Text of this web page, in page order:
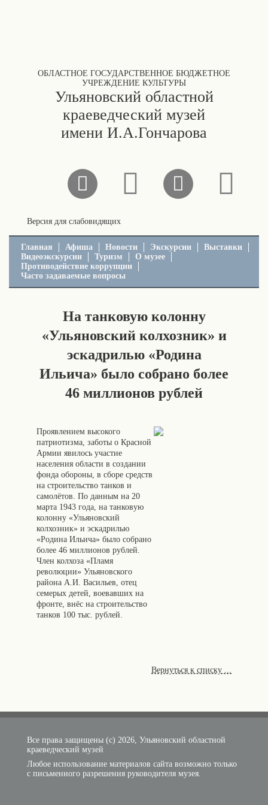
ОБЛАСТНОЕ ГОСУДАРСТВЕННОЕ БЮДЖЕТНОЕ
УЧРЕЖДЕНИЕ КУЛЬТУРЫ
Ульяновский областной
краеведческий музей
имени И.А.Гончарова
Версия для слабовидящих
Главная Афиша Новости Экскурсии
Выставки
Видеоэкскурсии
Туризм
О музее
Противодействие коррупции
Часто задаваемые вопросы
Hа танковую колонну
«Ульяновский колхозник» и
эскадрилью «Родина
Ильича» было собрано более
46 миллионов рублей
Проявлением высокого
патриотизма, заботы о Красной
Армии явилось участие
населения области в создании
фонда обороны, в сборе средств
на строительство танков и
самолётов. По данным на 20
марта 1943 года, на танковую
колонну «Ульяновский
колхозник» и эскадрилью
«Родина Ильича» было собрано
более 46 миллионов рублей.
Член колхоза «Пламя
революции» Ульяновского
района А.И. Васильев, отец
семерых детей, воевавших на
фронте, внёс на строительство
танков 100 тыс. рублей.
Вернуться к списку ...
Все права защищены (с) 2026, Ульяновский областной
краеведческий музей
Любое использование материалов сайта возможно только
с письменного разрешения руководителя музея.